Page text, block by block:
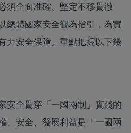
須全面准確、堅定不移貫徹
總體國家安全觀為指引，為實
力安全保障。重點把握以下幾
安全貫穿「一國兩制」實踐的
、安全、發展利益是「一國兩